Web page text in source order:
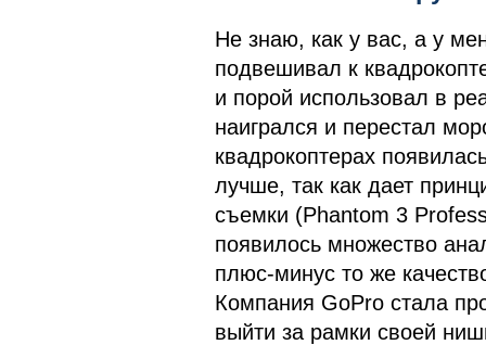
Не знаю, как у вас, а у
подвешивал к
и порой использовал в
наигрался и перестал
квадрокоптерах
лучше, так как дает
съемки (Phantom 3
появилось множество
плюс-минус то же
Компания GoPro стала
выйти за рамки своей